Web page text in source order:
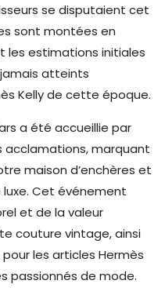
se disputaient cet
sont montées en
les estimations initiales
atteints
Kelly de cette époque.
a été accueillie par
marquant
maison d’enchères et
Cet événement
et de la valeur
couture vintage, ainsi
les articles Hermès
passionnés de mode.